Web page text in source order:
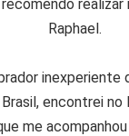
realizar
Raphael.
inexperiente
encontrei no
me